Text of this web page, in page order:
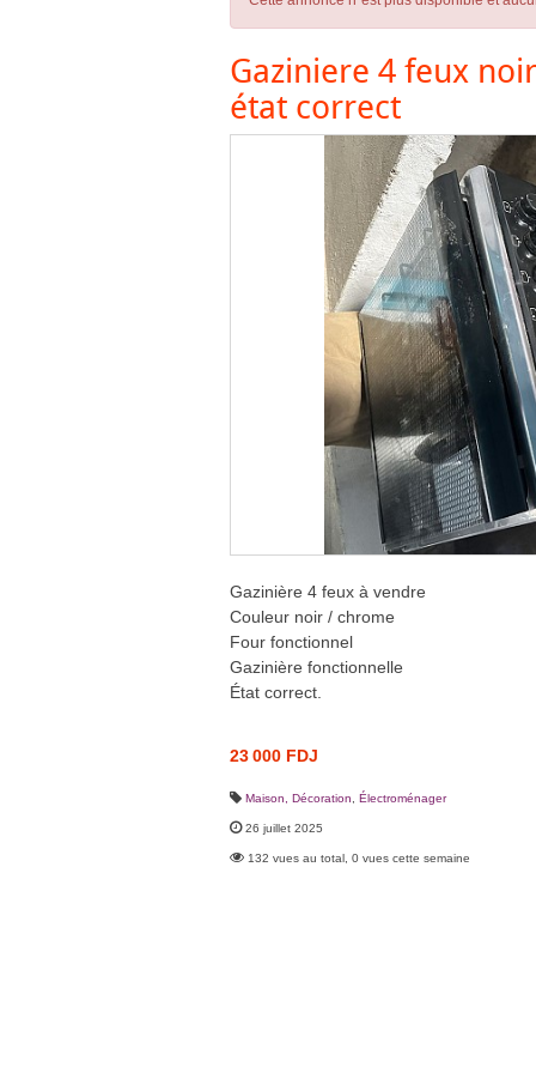
Gaziniere 4 feux
état correct
Gazinière 4 feux à vendre
Couleur noir / chrome
Four fonctionnel
Gazinière fonctionnelle
État correct.
23 000 FDJ
Maison, Décoration Électroménager
26 juillet 2025
132 vues au total, 0 vues cette semaine